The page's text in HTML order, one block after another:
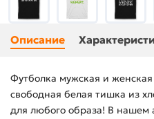
Описание
Футболка мужская и
свободная белая тишка из
для любого образа! В нашем